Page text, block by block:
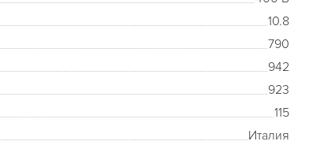
10.8
790
942
923
115
Италия